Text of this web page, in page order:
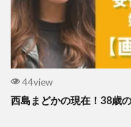
44view
西島まどかの現在！38歳